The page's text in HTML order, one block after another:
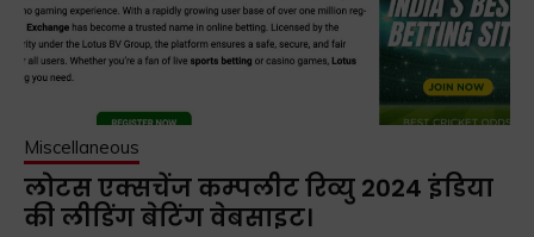
Miscellaneous
लोटस एक्सचेंज कम्पलीट रिव्यु 2024 इंडिया
की लीडिंग बेटिंग वेबसाइट।